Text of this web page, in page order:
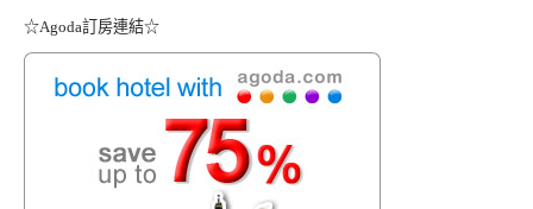
☆Agoda訂房連結☆